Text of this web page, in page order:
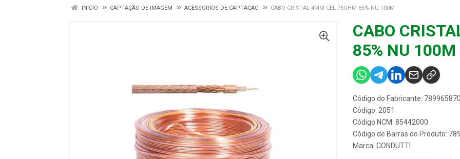
INÍCIO CAPTAÇÃO DE IMAGEM ACESSORIOS DE CAPTACAO CABO CRISTAL 4MM CEL 75OHM 85% NU 100M
CABO
85% NU 100M
Código do Fabricante:
Código: 2051
Código NCM: 85442000
Código de Barras do Produto:
Marca: CONDUTTI